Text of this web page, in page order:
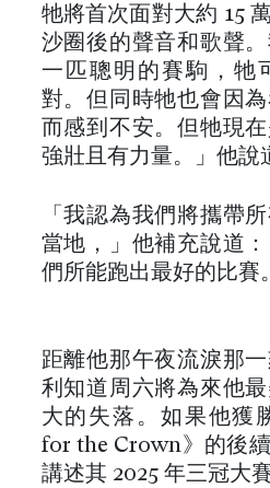
牠將首次面對大約 15
沙圈後的聲音和歌聲
一匹聰明的賽駒，牠
對。但同時牠也會因
而感到不安。但牠現
強壯且有力量。」他說
「我認為我們將攜帶
當地，」他補充說道
們所能跑出最好的比賽
距離他那午夜流淚那
利知道周六將為來他
大的失落。如果他獲
for the Crown》的後
講述其 2025 年三冠大